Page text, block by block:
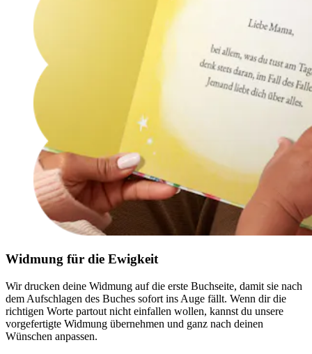
Widmung für die Ewigkeit
Wir drucken deine Widmung auf die erste Buchseite, damit sie nach
dem Aufschlagen des Buches sofort ins Auge fällt. Wenn dir die
richtigen Worte partout nicht einfallen wollen, kannst du unsere
vorgefertigte Widmung übernehmen und ganz nach deinen
Wünschen anpassen.